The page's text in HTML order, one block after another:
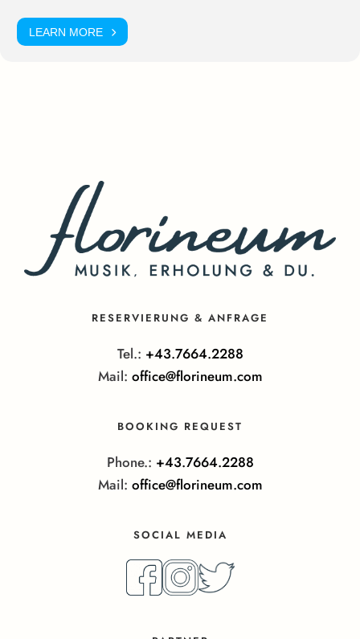
LEARN MORE
RESERVIERUNG & ANFRAGE
Tel.: +43.7664.2288
Mail: office@florineum.com
BOOKING REQUEST
Phone.: +43.7664.2288
Mail: office@florineum.com
SOCIAL MEDIA